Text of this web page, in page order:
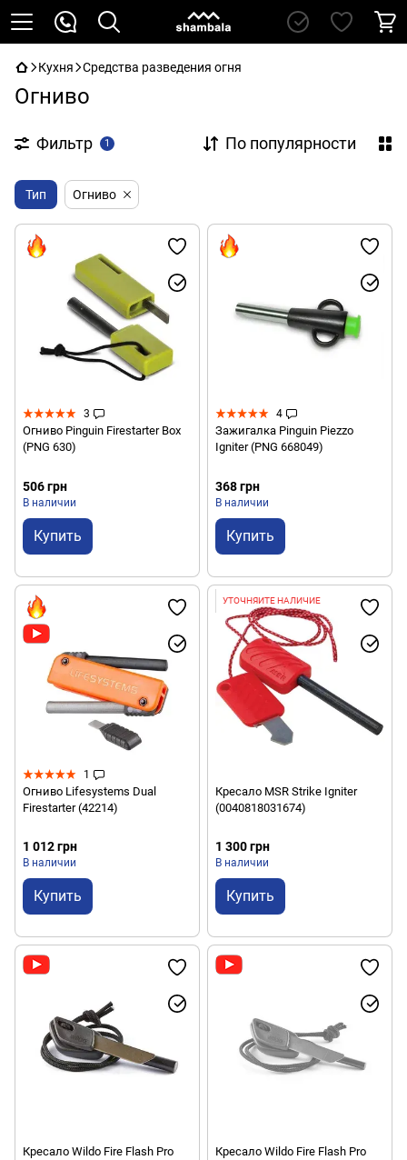
Кухня Средства разведения огня
Огниво
Фильтр 1 По популярности
Тип Огниво
3
Огниво Pinguin Firestarter Box
(PNG 630)
506 грн
В наличии
Купить
4
Зажигалка Pinguin Piezzo
Igniter (PNG 668049)
368 грн
В наличии
Купить
1
Огниво Lifesystems Dual
Firestarter (42214)
1 012 грн
В наличии
Купить
УТОЧНЯЙТЕ НАЛИЧИЕ
Кресало MSR Strike Igniter
(0040818031674)
1 300 грн
В наличии
Купить
Кресало Wildo Fire Flash Pro
Кресало Wildo Fire Flash Pro